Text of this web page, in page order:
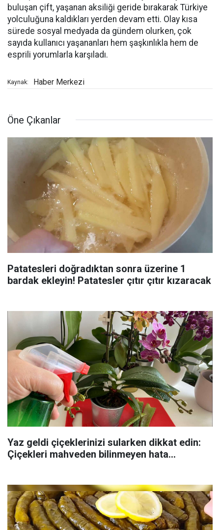
buluşan çift, yaşanan aksiliği geride bırakarak Türkiye
yolculuğuna kaldıkları yerden devam etti. Olay kısa
sürede sosyal medyada da gündem olurken, çok
sayıda kullanıcı yaşananları hem şaşkınlıkla hem de
esprili yorumlarla karşıladı.
Kaynak: Haber Merkezi
Öne Çıkanlar
Patatesleri doğradıktan sonra üzerine 1
bardak ekleyin! Patatesler çıtır çıtır kızaracak
Yaz geldi çiçeklerinizi sularken dikkat edin:
Çiçekleri mahveden bilinmeyen hata...